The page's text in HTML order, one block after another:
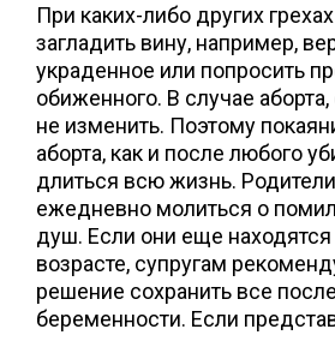
При каких-либо других
загладить вину, например,
украденное или попросить
обиженного. В случае
не изменить. Поэтому
аборта, как и после любого
длиться всю жизнь.
ежедневно молиться о
душ. Если они еще
возрасте, супругам
решение сохранить все
беременности. Если